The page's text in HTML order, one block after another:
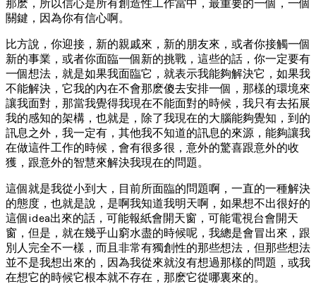
那麽，所以信心是所有創造性工作當中，最重要的一個，一個
關鍵，因為你有信心啊。
比方說，你迎接，新的親戚來，新的朋友來，或者你接觸一個
新的事業，或者你面臨一個新的挑戰，這些的話，你一定要有
一個想法，就是如果我面臨它，就表示我能夠解決它，如果我
不能解決，它我的內在不會那麽傻去安排一個，那樣的環境來
讓我面對，那當我覺得我現在不能面對的時候，我只有去拓展
我的感知的架構，也就是，除了我現在的大腦能夠覺知，到的
訊息之外，我一定有，其他我不知道的訊息的來源，能夠讓我
在做這件工作的時候，會有很多很，意外的驚喜跟意外的收
獲，跟意外的智慧來解決我現在的問題。
這個就是我從小到大，目前所面臨的問題啊，一直的一種解決
的態度，也就是說，是啊我知道我明天啊，如果想不出很好的
這個idea出來的話，可能報紙會開天窗，可能電視台會開天
窗，但是，就在幾乎山窮水盡的時候呢，我總是會冒出來，跟
別人完全不一樣，而且非常有獨創性的那些想法，但那些想法
並不是我想出來的，因為我從來就沒有想過那樣的問題，或我
在想它的時候它根本就不存在，那麽它從哪裏來的。